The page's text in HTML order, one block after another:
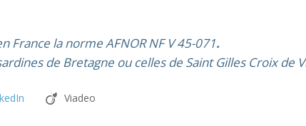
France la norme AFNOR NF V 45-071.
de Bretagne ou celles de Saint Gilles Croix de
Viadeo